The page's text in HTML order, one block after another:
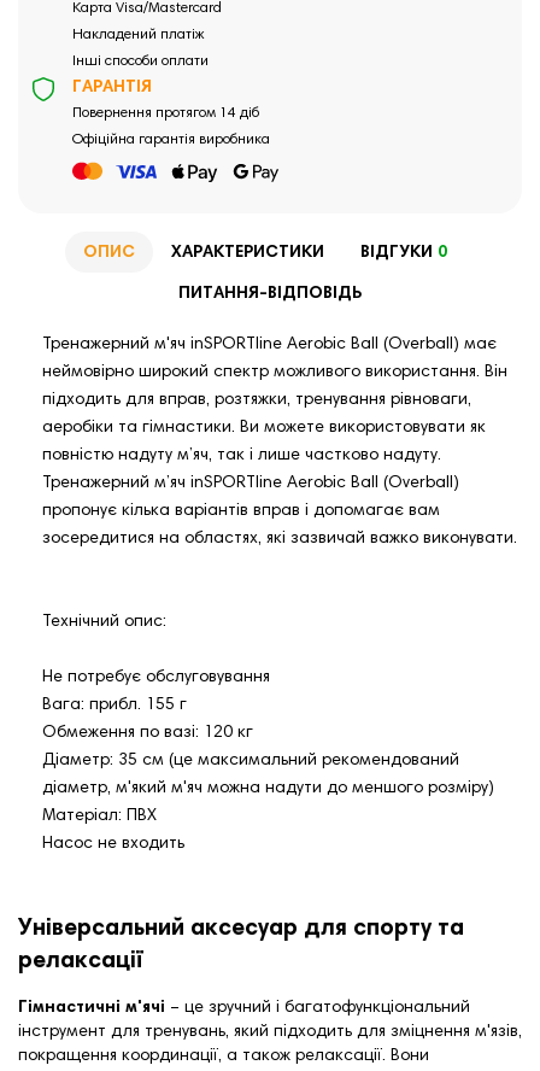
Карта Visa/Mastercard
Накладений платіж
Інші способи оплати
ГАРАНТІЯ
Повернення протягом 14 діб
Офіційна гарантія виробника
ОПИС ХАРАКТЕРИСТИКИ ВІДГУКИ 0
ПИТАННЯ-ВІДПОВІДЬ
Тренажерний м'яч inSPORTline Aerobic Ball (Overball) має
неймовірно широкий спектр можливого використання. Він
підходить для вправ, розтяжки, тренування рівноваги,
аеробіки та гімнастики. Ви можете використовувати як
повністю надуту м’яч, так і лише частково надуту.
Тренажерний м’яч inSPORTline Aerobic Ball (Overball)
пропонує кілька варіантів вправ і допомагає вам
зосередитися на областях, які зазвичай важко виконувати.
Технічний опис:
Не потребує обслуговування
Вага: прибл. 155 г
Обмеження по вазі: 120 кг
Діаметр: 35 см (це максимальний рекомендований
діаметр, м'який м'яч можна надути до меншого розміру)
Матеріал: ПВХ
Насос не входить
Універсальний аксесуар для спорту та
релаксації
Гімнастичні м'ячі – це зручний і багатофункціональний
інструмент для тренувань, який підходить для зміцнення м'язів,
покращення координації, а також релаксації. Вони